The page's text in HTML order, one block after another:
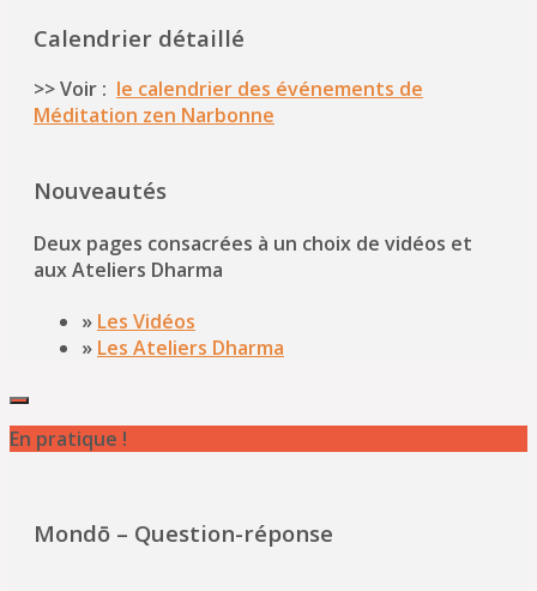
Calendrier détaillé
>> Voir : le calendrier des événements de
Méditation zen Narbonne
Nouveautés
Deux pages consacrées à un choix de vidéos et
aux Ateliers Dharma
» Les Vidéos
» Les Ateliers Dharma
En pratique !
Mondō – Question-réponse